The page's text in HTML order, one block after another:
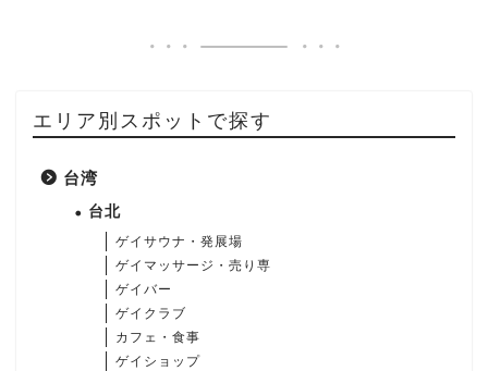
エリア別スポットで探す
台湾
台北
ゲイサウナ・発展場
ゲイマッサージ・売り専
ゲイバー
ゲイクラブ
カフェ・食事
ゲイショップ